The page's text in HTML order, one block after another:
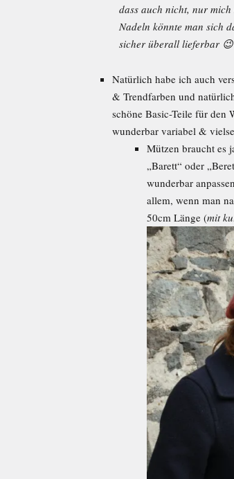
dass auch nicht, nur
Nadeln könnte man sich
sicher überall lieferbar 😉
Natürlich habe ich auch
& Trendfarben und
schöne Basic-Teile für den
wunderbar variabel &
Mützen braucht es
„Barett“ oder
wunderbar
allem, wenn man
50cm Länge (mit